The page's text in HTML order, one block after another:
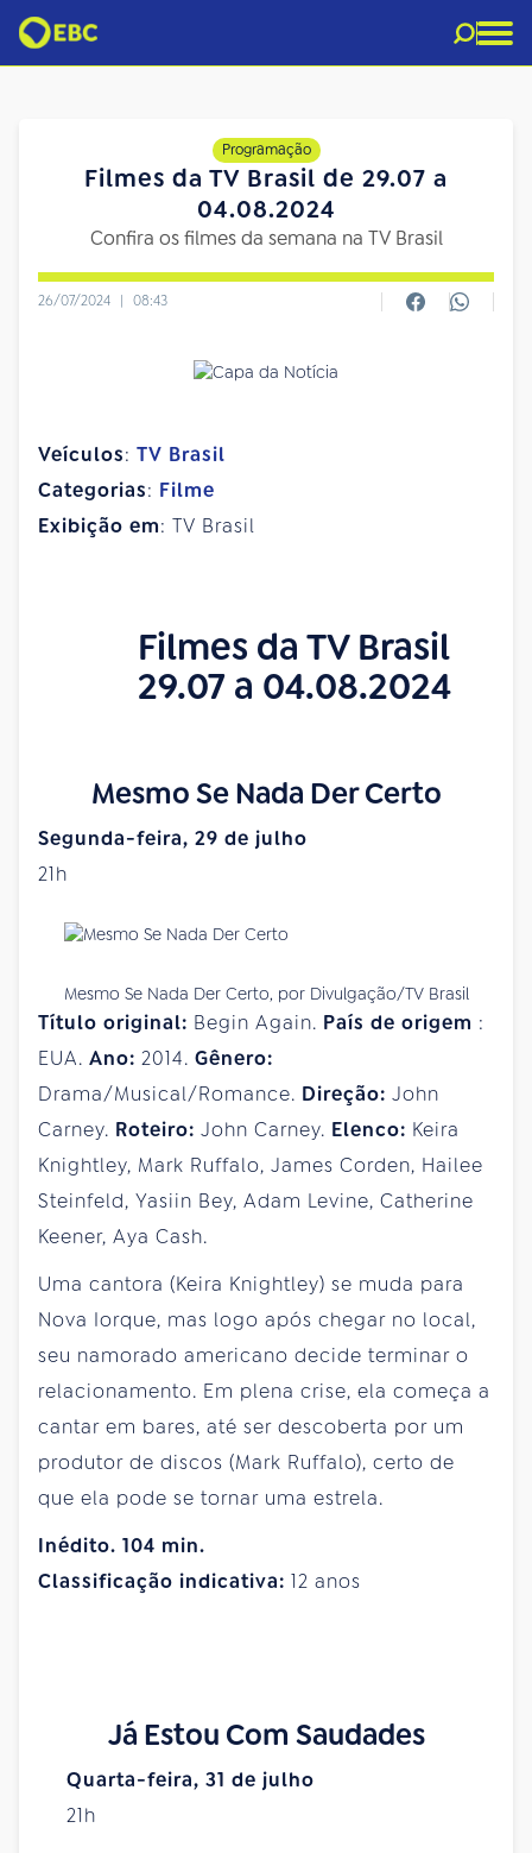
Programação
Filmes da TV Brasil de 29.07 a
04.08.2024
Confira os filmes da semana na TV Brasil
26/07/2024 | 08:43
Veículos: TV Brasil
Categorias: Filme
Exibição em: TV Brasil
Filmes da TV Brasil
29.07 a 04.08.2024
Mesmo Se Nada Der Certo
Segunda-feira, 29 de julho
21h
Mesmo Se Nada Der Certo, por Divulgação/TV Brasil
Título original: Begin Again. País de origem :
EUA. Ano: 2014. Gênero:
Drama/Musical/Romance. Direção: John
Carney. Roteiro: John Carney. Elenco: Keira
Knightley, Mark Ruffalo, James Corden, Hailee
Steinfeld, Yasiin Bey, Adam Levine, Catherine
Keener, Aya Cash.
Uma cantora (Keira Knightley) se muda para
Nova Iorque, mas logo após chegar no local,
seu namorado americano decide terminar o
relacionamento. Em plena crise, ela começa a
cantar em bares, até ser descoberta por um
produtor de discos (Mark Ruffalo), certo de
que ela pode se tornar uma estrela.
Inédito. 104 min.
Classificação indicativa: 12 anos
Já Estou Com Saudades
Quarta-feira, 31 de julho
21h